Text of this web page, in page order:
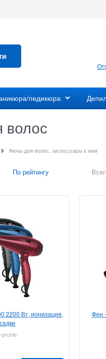
педикюра
Фены для волос, аксессуары к ним
По рейтингу
2200 Вт, ионизация,
profile
Фен